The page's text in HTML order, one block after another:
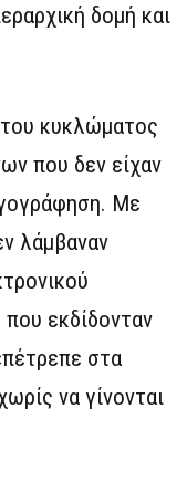
δομή και
του κυκλώματος
που δεν είχαν
Με
λάμβαναν
που εκδίδονταν
στα
να γίνονται